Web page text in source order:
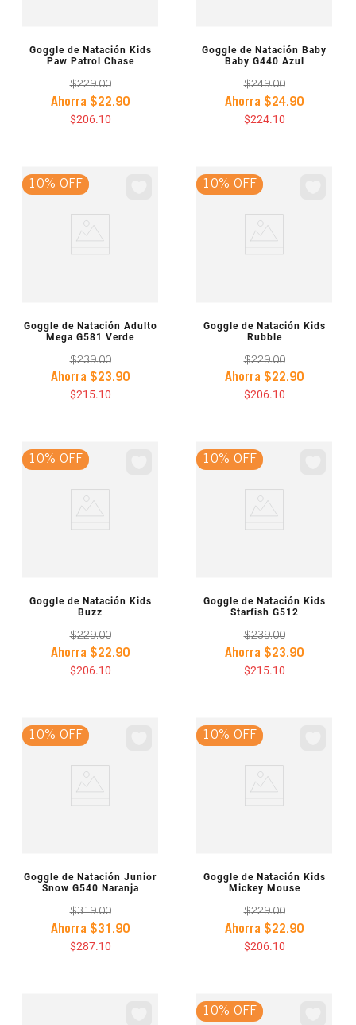
VISTA PREVIA
Goggle de Natación Kids
Paw Patrol Chase
$229.00
Ahorra $22.90
$206.10
VISTA PREVIA
Goggle de Natación Baby
Baby G440 Azul
$249.00
Ahorra $24.90
$224.10
10% OFF
VISTA PREVIA
Goggle de Natación Adulto
Mega G581 Verde
$239.00
Ahorra $23.90
$215.10
10% OFF
VISTA PREVIA
Goggle de Natación Kids
Rubble
$229.00
Ahorra $22.90
$206.10
10% OFF
VISTA PREVIA
Goggle de Natación Kids
Buzz
$229.00
Ahorra $22.90
$206.10
10% OFF
VISTA PREVIA
Goggle de Natación Kids
Starfish G512
$239.00
Ahorra $23.90
$215.10
10% OFF
VISTA PREVIA
Goggle de Natación Junior
Snow G540 Naranja
$319.00
Ahorra $31 .90
$287.10
10% OFF
VISTA PREVIA
Goggle de Natación Kids
Mickey Mouse
$229.00
Ahorra $22.90
$206.10
10% OFF